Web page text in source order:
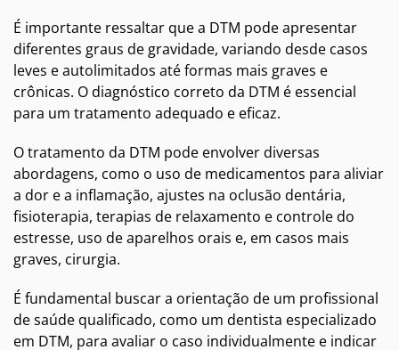
É importante ressaltar que a DTM pode apresentar
diferentes graus de gravidade, variando desde casos
leves e autolimitados até formas mais graves e
crônicas. O diagnóstico correto da DTM é essencial
para um tratamento adequado e eficaz.
O tratamento da DTM pode envolver diversas
abordagens, como o uso de medicamentos para aliviar
a dor e a inflamação, ajustes na oclusão dentária,
fisioterapia, terapias de relaxamento e controle do
estresse, uso de aparelhos orais e, em casos mais
graves, cirurgia.
É fundamental buscar a orientação de um profissional
de saúde qualificado, como um dentista especializado
em DTM, para avaliar o caso individualmente e indicar